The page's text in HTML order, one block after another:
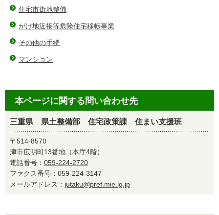
住宅市街地整備
がけ地近接等危険住宅移転事業
その他の手続
マンション
本ページに関する問い合わせ先
三重県 県土整備部 住宅政策課 住まい支援班
〒514-8570
津市広明町13番地（本庁4階）
電話番号： 059-224-2720
ファクス番号：059-224-3147
メールアドレス： jutaku@pref.mie.lg.jp